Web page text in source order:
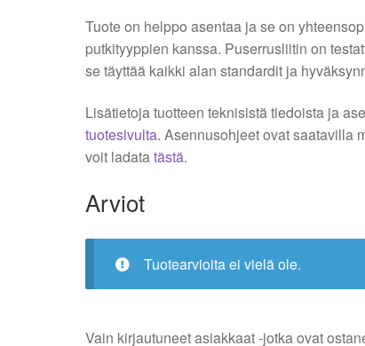
Tuote on helppo asentaa ja se on
putkityyppien kanssa. Puserrusliitin on
se täyttää kaikki alan standardit ja
Lisätietoja tuotteen teknisistä tiedoista ja
tuotesivulta. Asennusohjeet ovat saatavilla
voit ladatatästä.
Arviot
Tuotearvioita ei vielä ole.
Vain kirjautuneet asiakkaat -jotka ovat